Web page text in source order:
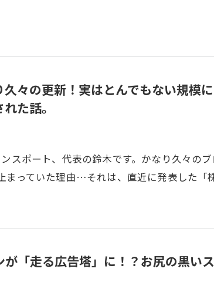
々の更新！実はとんでもない規模
た話。
スポート、代表の鈴木です。かなり久々の
っていた理由…それは、直近に発表した「
「走る広告塔」に！？お尻の黒い